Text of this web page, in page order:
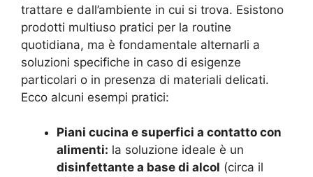
trattare e dall’ambiente in cui si trova. Esistono
prodotti multiuso pratici per la routine
quotidiana, ma è fondamentale alternarli a
soluzioni specifiche in caso di esigenze
particolari o in presenza di materiali delicati.
Ecco alcuni esempi pratici:
Piani cucina e superfici a contatto con
alimenti: la soluzione ideale è un
disinfettante a base di alcol (circa il